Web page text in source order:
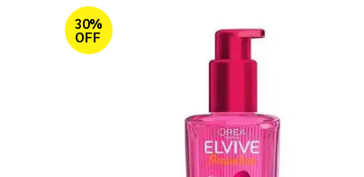
30%
OFF